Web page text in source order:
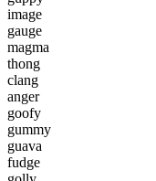
image
gauge
magma
thong
clang
anger
goofy
gummy
guava
fudge